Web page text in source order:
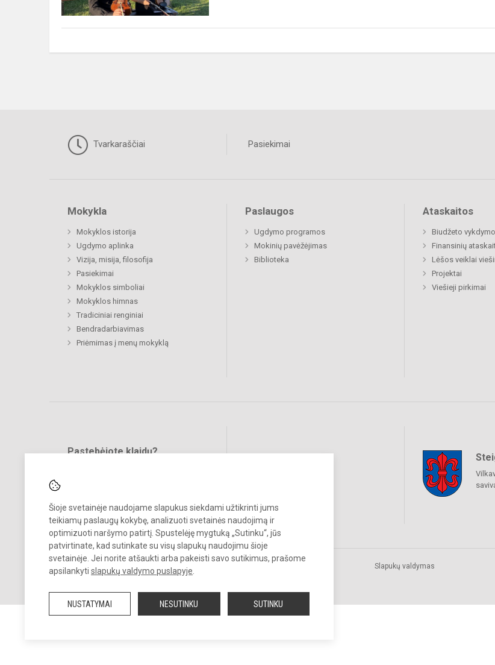
Šioje svetainėje naudojame slapukus siekdami užtikrinti jums
teikiamų paslaugų kokybę, analizuoti svetainės naudojimą ir
optimizuoti naršymo patirtį. Spustelėję mygtuką „Sutinku“, jūs
patvirtinate, kad sutinkate su visų slapukų naudojimu šioje
svetainėje. Jei norite atšaukti arba pakeisti savo sutikimus, prašome
apsilankyti slapukų valdymo puslapyje
NUSTATYMAI NESUTINKU SUTINKU
2025"
Tvarkaraščiai Pasiekimai
Mokykla
Mokyklos istorija
Ugdymo aplinka
Vizija, misija, filosofija
Pasiekimai
Mokyklos simboliai
Mokyklos himnas
Tradiciniai renginiai
Bendradarbiavimas
Priėmimas į menų mokyklą
Paslaugos
Ugdymo programos
Mokinių pavėžėjimas
Biblioteka
Ataskaitos
Biudžeto
Finansinių
Lėšos veiklai
Projektai
Viešieji pirkimai
Pastebėjote klaidų?
© 2023. Vilkaviškio menų mokykla. Visos teisės saugomos.
Kopijuoti turinį be raštiško įstaigos administracijos sutikimo griežtai
Slapukų valdymas